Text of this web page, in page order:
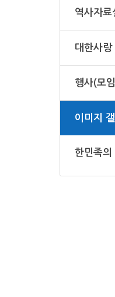
역사자료
대한사랑
행사(모
이미지 갤
한민족의